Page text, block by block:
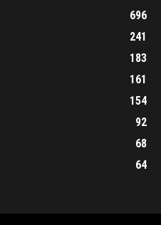
696
241
183
161
154
92
68
64